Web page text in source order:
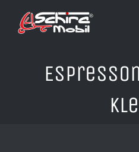
Inhalt
springen